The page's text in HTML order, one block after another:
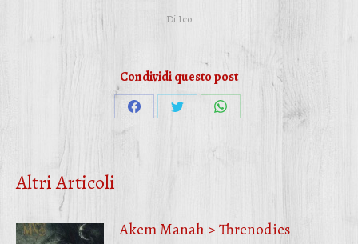
Di Ico
Condividi questo post
CondividiCondividiCondividi
Altri Articoli
Akem Manah > Threnodies